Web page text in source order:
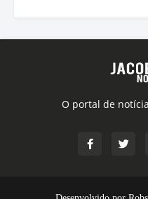
O portal de